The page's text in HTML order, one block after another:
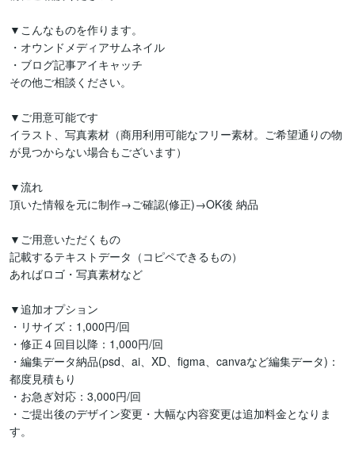
▼こんなものを作ります。
・オウンドメディアサムネイル
・ブログ記事アイキャッチ
その他ご相談ください。
▼ご用意可能です
イラスト、写真素材（商用利用可能なフリー素材。ご希望通りの物
が見つからない場合もございます）
▼流れ
頂いた情報を元に制作→ご確認(修正)→OK後 納品
▼ご用意いただくもの
記載するテキストデータ（コピペできるもの）
あればロゴ・写真素材など
▼追加オプション
・リサイズ：1,000円/回
・修正４回目以降：1,000円/回
・編集データ納品(psd、ai、XD、figma、canvaなど編集データ)：
都度見積もり
・お急ぎ対応：3,000円/回
・ご提出後のデザイン変更・大幅な内容変更は追加料金となりま
す。